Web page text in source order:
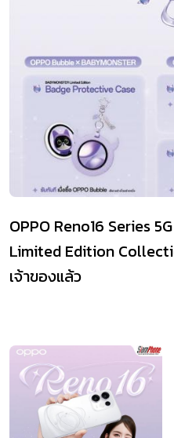
OPPO Reno16 Series
Limited Edition
เจ้าของแล้ว